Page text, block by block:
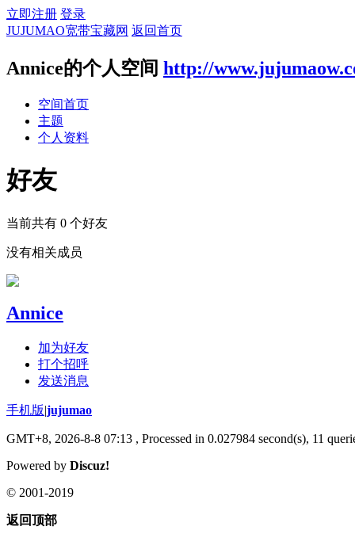
立即注册 登录
JUJUMAO宽带宝藏网 返回首页
Annice的个人空间 http://
空间首页
主题
个人资料
好友
当前共有 0 个好友
没有相关成员
Annice
加为好友
打个招呼
发送消息
手机版|jujumao
GMT+8, 2026-8-8 07:13 , Processed in 0.027984 second(s), 11
Powered by Discuz!
© 2001-2019
返回顶部